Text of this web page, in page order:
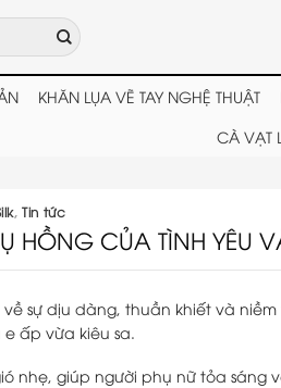
KHĂN LỤA VẼ TAY NGHỆ THUẬT
CÀ VẠT
,Tin tức
HỒNG CỦA TÌNH YÊU
sự dịu dàng, thuần khiết và
ấp vừa kiêu sa.
nhẹ, giúp người phụ nữ tỏa